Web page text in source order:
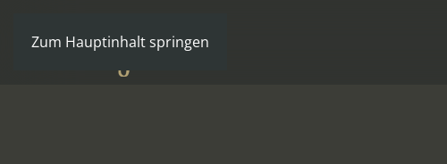
Zum Hauptinhalt springen